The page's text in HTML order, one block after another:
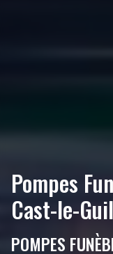
Pompes
Cast-le-
POMPES